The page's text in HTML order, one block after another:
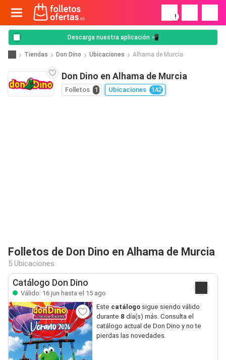
!
Descarga nuestra aplicación 📲
Tiendas Don Dino Ubicaciones Alhama de Murcia
Don Dino en Alhama de Murcia
Folletos 1 Ubicaciones 142
Folletos de Don Dino en Alhama de Murcia
5 Ubicaciones
Catálogo Don Dino
Válido: 16 jun hasta el 15 ago
Este catálogosigue siendo válido
durante 8 día(s) más. Consulta el
catálogo actual de Don Dino y no te
pierdas las novedades.